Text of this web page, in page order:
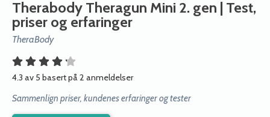
Therabody Theragun Mini 2. gen | Test,
priser og erfaringer
TheraBody
4.3 av 5 basert på 2 anmeldelser
Sammenlign priser, kundenes erfaringer og tester